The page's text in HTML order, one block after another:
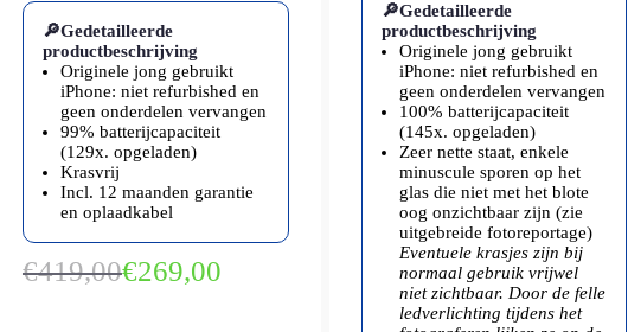
🔎Gedetailleerde
productbeschrijving
Originele jong gebruikt
iPhone: niet refurbished en
geen onderdelen vervangen
99% batterijcapaciteit
(129x. opgeladen)
Krasvrij
Incl. 12 maanden garantie
en oplaadkabel
€419,00Oorspronkelijke
€269,00
Huidige
🔎Gedetailleerde
productbeschrijving
Originele jong gebruikt
iPhone: niet refurbished en
geen onderdelen vervangen
100% batterijcapaciteit
(145x. opgeladen)
Zeer nette staat, enkele
minuscule sporen op het
glas die niet met het blote
oog onzichtbaar zijn (zie
uitgebreide fotoreportage)
Eventuele krasjes zijn bij
normaal gebruik vrijwel
niet zichtbaar. Door de felle
ledverlichting tijdens het